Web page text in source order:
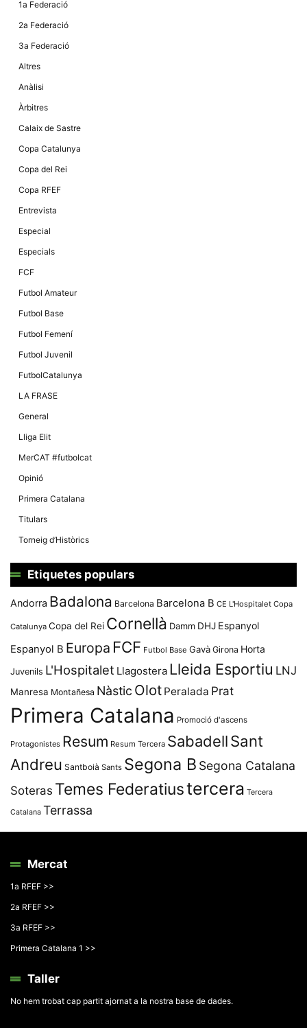
1a Federació
2a Federació
3a Federació
Altres
Anàlisi
Àrbitres
Calaix de Sastre
Copa Catalunya
Copa del Rei
Copa RFEF
Entrevista
Especial
Especials
FCF
Futbol Amateur
Futbol Base
Futbol Femení
Futbol Juvenil
FutbolCatalunya
LA FRASE
General
Lliga Elit
MerCAT #futbolcat
Opinió
Primera Catalana
Titulars
Torneig d’Històrics
Etiquetes populars
Andorra Badalona Barcelona Barcelona B CE L'Hospitalet Copa
Catalunya Copa del Rei Cornellà Damm DHJ Espanyol
Espanyol B Europa FCF Futbol Base Gavà Girona Horta
Juvenils L'Hospitalet Llagostera Lleida Esportiu LNJ
Manresa Montañesa Nàstic Olot Peralada Prat
Primera Catalana Promoció d'ascens
Protagonistes Resum Resum Tercera SabadellSant
Andreu Santboià Sants Segona B Segona Catalana
Soteras Temes Federatiustercera Tercera
Catalana Terrassa
Mercat
1a RFEF >>
2a RFEF >>
3a RFEF >>
Primera Catalana 1 >>
Taller
No hem trobat cap partit ajornat a la nostra base de dades.